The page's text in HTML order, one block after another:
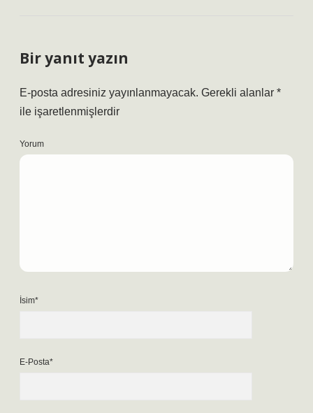
Bir yanıt yazın
E-posta adresiniz yayınlanmayacak. Gerekli alanlar *
ile işaretlenmişlerdir
Yorum
İsim*
E-Posta*